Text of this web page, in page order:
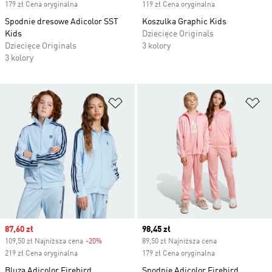
179 zł Cena oryginalna
Spodnie dresowe Adicolor SST
Kids
Dziecięce Originals
3 kolory
119 zł Cena oryginalna
Koszulka Graphic Kids
Dziecięce Originals
3 kolory
Dodaj do listy życzeń
Sale price
87,60 zł
109,50 zł Najniższa cena -20%
219 zł Cena oryginalna
Current price
98,45 zł
89,50 zł Najniższa cena
179 zł Cena oryginalna